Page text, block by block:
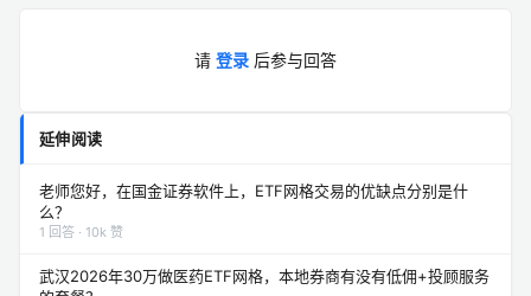
请 登录 后参与回答
延伸阅读
老师您好，在国金证券软件上，ETF网格交易的优缺点分别是什
么？
1 回答 · 10k 赞
武汉2026年30万做医药ETF网格，本地券商有没有低佣+投顾服务